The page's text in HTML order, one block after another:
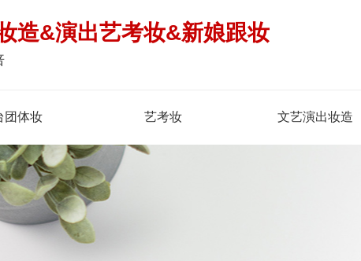
造&演出艺考妆&新娘跟妆
团体妆 艺考妆 文艺演出妆造